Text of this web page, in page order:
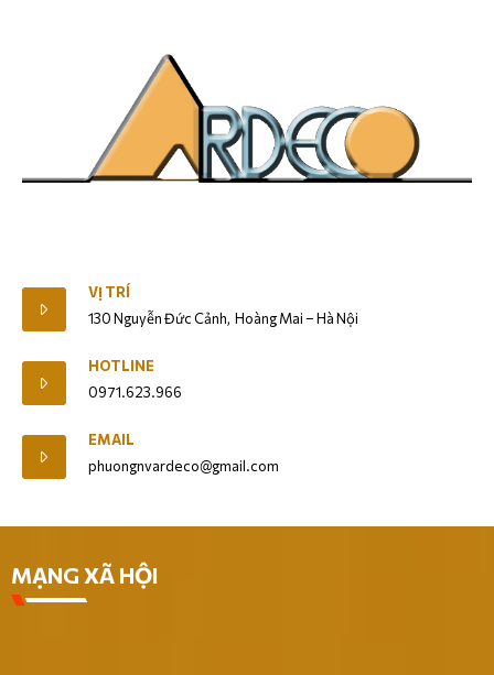
VỊ TRÍ
130 Nguyễn Đức Cảnh, Hoàng Mai – Hà Nội
HOTLINE
0971.623.966
EMAIL
phuongnvardeco@gmail.com
MẠNG XÃ HỘI